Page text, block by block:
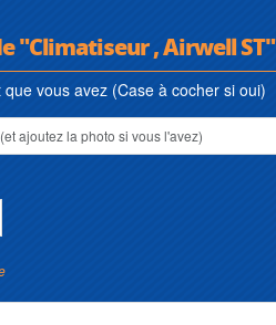
"Climatiseur , Airwell ST"
vous avez (Case à cocher si oui)